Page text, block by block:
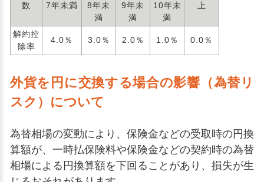
数
7年未満
8年未
満
9年未
満
10年未
満
上
解約控
除率
4.0％ 3.0％ 2.0％ 1.0％ 0.0％
外貨を円に交換する場合の影響（為替リ
スク）について
為替相場の変動により、保険金などの受取時の円換
算額が、一時払保険料や保険金などの契約時の為替
相場による円換算額を下回ることがあり、損失が生